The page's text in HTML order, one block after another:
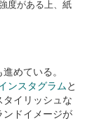
度がある上、紙
めている。
ンスタグラムと
イリッシュな
ンドイメージが